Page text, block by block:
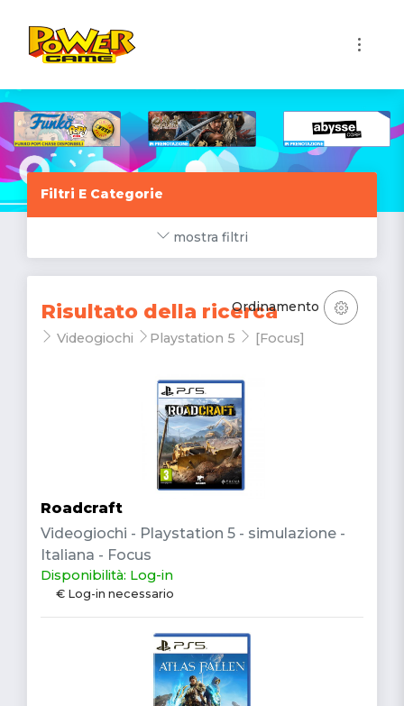
Filtri E Categorie
mostra filtri
Risultato della ricerca
Videogiochi Playstation 5 [Focus]
Ordinamento
Roadcraft
Videogiochi - Playstation 5 - simulazione -
Italiana - Focus
Disponibilità: Log-in
€ Log-in necessario